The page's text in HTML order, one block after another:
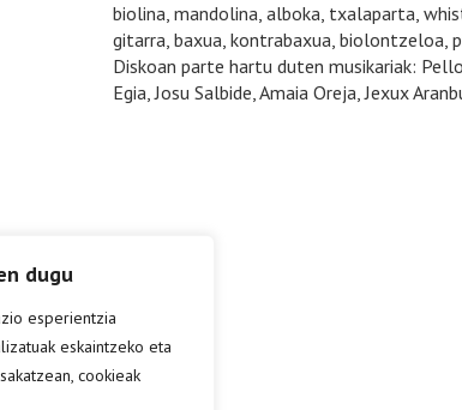
dugu
esperientzia
eskaintzeko eta
cookieak
biolina, mandolina, alboka, txalaparta,
gitarra, baxua, kontrabaxua, biolontzeloa,
Diskoan parte hartu duten musikariak:
Egia, Josu Salbide, Amaia Oreja, Jexux